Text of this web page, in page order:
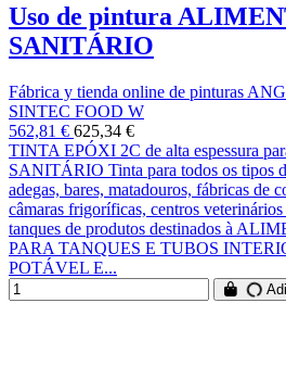
Uso de pintura
SANITÁRIO
Fábrica y tienda online de pinturas
SINTEC FOOD W
562,81 € 625,34 €
TINTA EPÓXI 2C de alta espessura
SANITÁRIO Tinta para todos os tipos
adegas, bares, matadouros, fábricas de
câmaras frigoríficas, centros
tanques de produtos destinados à
PARA TANQUES E TUBOS
POTÁVEL E...